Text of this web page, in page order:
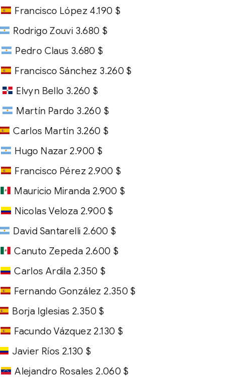
Francisco López 4.190 $
Rodrigo Zouvi 3.680 $
Pedro Claus 3.680 $
Francisco Sánchez 3.260 $
Elvyn Bello 3.260 $
Martín Pardo 3.260 $
Carlos Martín 3.260 $
Hugo Nazar 2.900 $
Francisco Pérez 2.900 $
Mauricio Miranda 2.900 $
Nicolas Veloza 2.900 $
David Santarelli 2.600 $
Canuto Zepeda 2.600 $
Carlos Ardila 2.350 $
Fernando González 2.350 $
Borja Iglesias 2.350 $
Facundo Vázquez 2.130 $
Javier Ríos 2.130 $
Alejandro Rosales 2.060 $